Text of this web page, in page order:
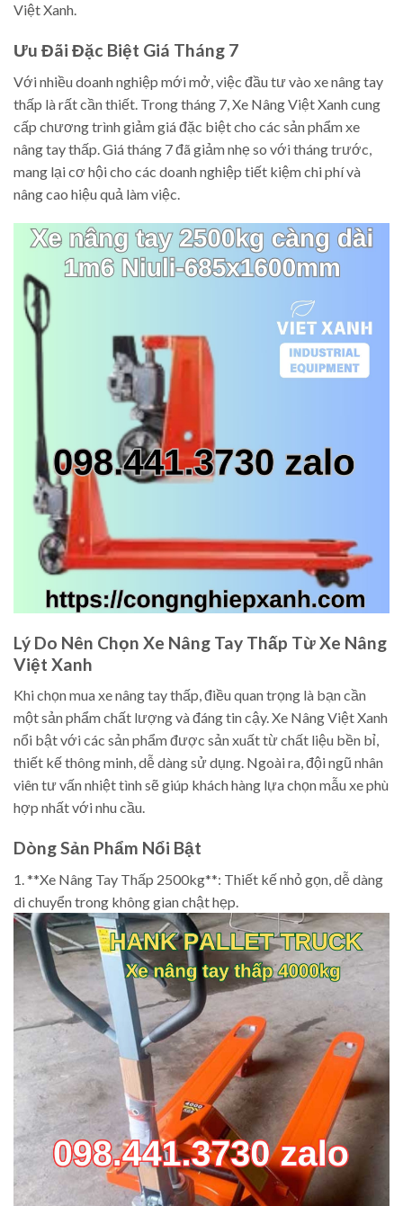
Việt Xanh.
Ưu Đãi Đặc Biệt Giá Tháng 7
Với nhiều doanh nghiệp mới mở, việc đầu tư vào xe nâng tay
thấp là rất cần thiết. Trong tháng 7, Xe Nâng Việt Xanh cung
cấp chương trình giảm giá đặc biệt cho các sản phẩm xe
nâng tay thấp. Giá tháng 7 đã giảm nhẹ so với tháng trước,
mang lại cơ hội cho các doanh nghiệp tiết kiệm chi phí và
nâng cao hiệu quả làm việc.
Lý Do Nên Chọn Xe Nâng Tay Thấp Từ Xe Nâng
Việt Xanh
Khi chọn mua xe nâng tay thấp, điều quan trọng là bạn cần
một sản phẩm chất lượng và đáng tin cậy. Xe Nâng Việt Xanh
nổi bật với các sản phẩm được sản xuất từ chất liệu bền bỉ,
thiết kế thông minh, dễ dàng sử dụng. Ngoài ra, đội ngũ nhân
viên tư vấn nhiệt tình sẽ giúp khách hàng lựa chọn mẫu xe phù
hợp nhất với nhu cầu.
Dòng Sản Phẩm Nổi Bật
1. **Xe Nâng Tay Thấp 2500kg**: Thiết kế nhỏ gọn, dễ dàng
di chuyển trong không gian chật hẹp.